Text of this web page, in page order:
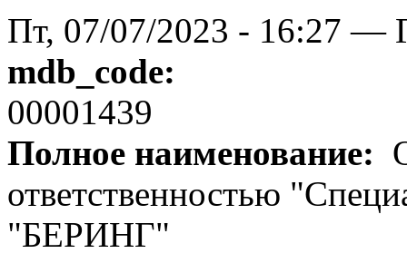
Пт, 07/07/2023 - 16:27 —
mdb_code:
00001439
Полное наименование:
ответственностью
"БЕРИНГ"